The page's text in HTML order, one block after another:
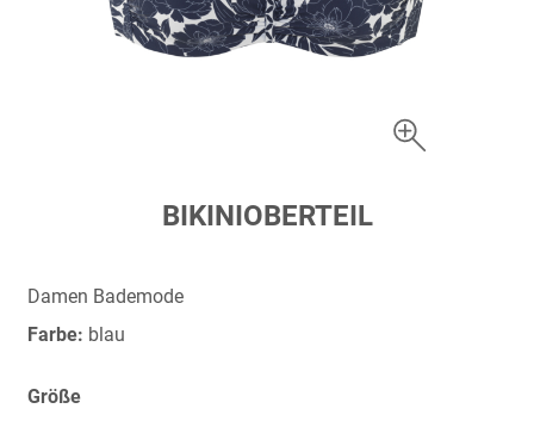
springen
BIKINIOBERTEIL
Damen Bademode
Farbe: blau
Größe